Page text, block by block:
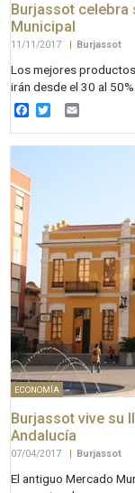
Burjassot celebra
Municipal
11/11/2017 Burjassot
Los mejores
irán desde el 30 al
Facebook
Twitter
ECONOMÍA
Burjassot vive su
Andalucía
07/04/2017 Burjassot
El antiguo Mercado